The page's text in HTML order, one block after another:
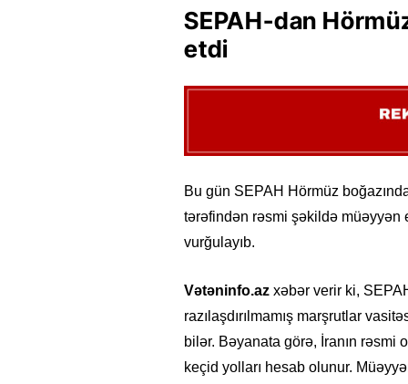
SEPAH-dan
etdi
Bu gün SEPAH Hörmüz
tərəfindən rəsmi şəkildə
vurğulayıb.
Vətəninfo.az xəbər verir ki,
razılaşdırılmamış marşrutlar
bilər. Bəyanata görə, İranın
keçid yolları hesab olunur.